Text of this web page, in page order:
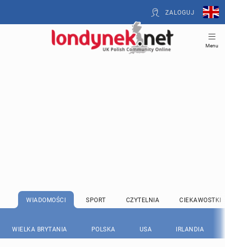
ZALOGUJ
Menu
WIADOMOŚCI SPORT CZYTELNIA CIEKAWOSTKI
WIELKA BRYTANIA POLSKA USA IRLANDIA